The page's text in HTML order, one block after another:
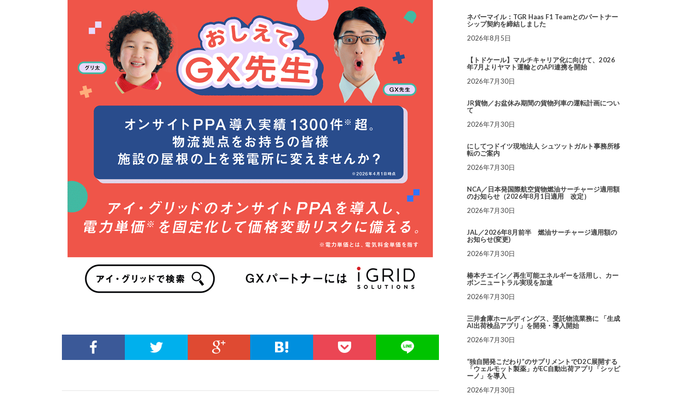
ネバーマイル：TGR Haas F1 Teamとのパートナー
シップ契約を締結しました
2026年8月5日
【トドケール】マルチキャリア化に向けて、2026
年7月よりヤマト運輸とのAPI連携を開始
2026年7月30日
JR貨物／お盆休み期間の貨物列車の運転計画につい
て
2026年7月30日
にしてつドイツ現地法人 シュツットガルト事務所移
転のご案内
2026年7月30日
NCA／日本発国際航空貨物燃油サーチャージ適用額
のお知らせ（2026年8月1日適用 改定）
2026年7月30日
JAL／2026年8月前半 燃油サーチャージ適用額の
お知らせ(変更)
2026年7月30日
椿本チエイン／再生可能エネルギーを活用し、カー
ボンニュートラル実現を加速
2026年7月30日
三井倉庫ホールディングス、受託物流業務に 「生成
AI出荷検品アプリ」を開発・導入開始
2026年7月30日
“独自開発こだわり”のサプリメントでD2C展開する
「ウェルモット製薬」がEC自動出荷アプリ「シッピ
ーノ」を導入
2026年7月30日